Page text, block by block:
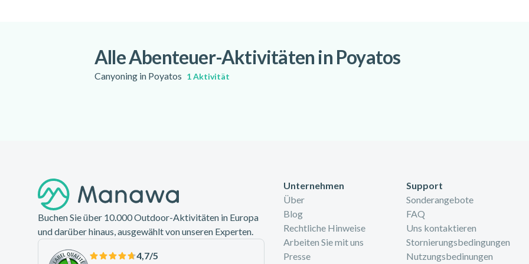
Alle Abenteuer-Aktivitäten in Poyatos
Canyoning in Poyatos 1 Aktivität
Buchen Sie über 10.000 Outdoor-Aktivitäten in Europa
und darüber hinaus, ausgewählt von unseren Experten.
4,7/5
Unternehmen
Über
Blog
Rechtliche Hinweise
Arbeiten Sie mit uns
Presse
Support
Sonderangebote
FAQ
Uns kontaktieren
Stornierungsbedingungen
Nutzungsbedinungen